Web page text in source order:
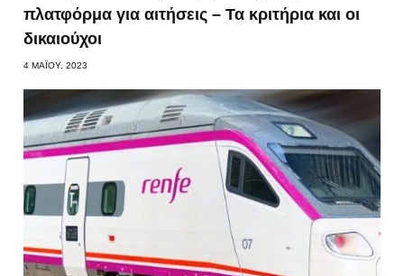
πλατφόρμα για αιτήσεις – Τα κριτήρια και οι
δικαιούχοι
4 ΜΑΪ́ΟΥ, 2023